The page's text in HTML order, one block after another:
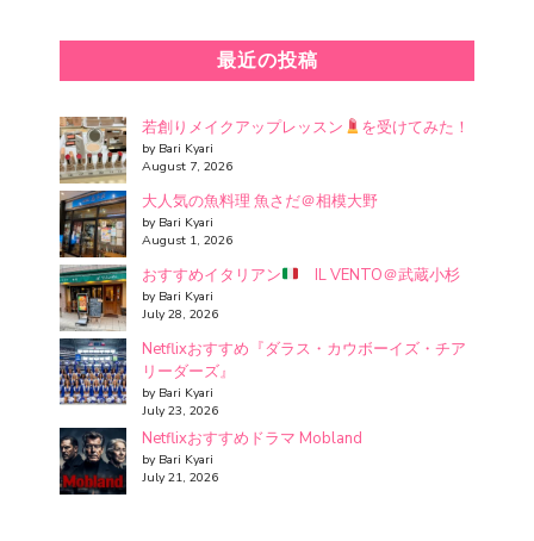
最近の投稿
若創りメイクアップレッスン を受けてみた！
by Bari Kyari
August 7, 2026
大人気の魚料理 魚さだ＠相模大野
by Bari Kyari
August 1, 2026
おすすめイタリアン IL VENTO＠武蔵小杉
by Bari Kyari
July 28, 2026
Netflixおすすめ『ダラス・カウボーイズ・チア
リーダーズ』
by Bari Kyari
July 23, 2026
Netflixおすすめドラマ Mobland
by Bari Kyari
July 21, 2026